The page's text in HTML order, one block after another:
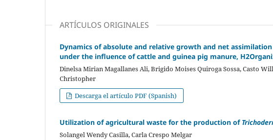
ARTÍCULOS ORIGINALES
Dynamics of absolute and relative growth and net
under the influence of cattle and guinea pig manure,
Dinelsa Mirian Magallanes Ali, Brigido Moises Quiroga Sossa, Casto
Christopher
Descarga el artículo PDF (Spanish)
Utilization of agricultural waste for the production of
Solangel Wendy Casilla, Carla Crespo Melgar